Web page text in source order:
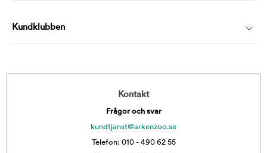
Kundklubben
Kontakt
Frågor och svar
kundtjanst@arkenzoo.se
Telefon: 010 - 490 62 55